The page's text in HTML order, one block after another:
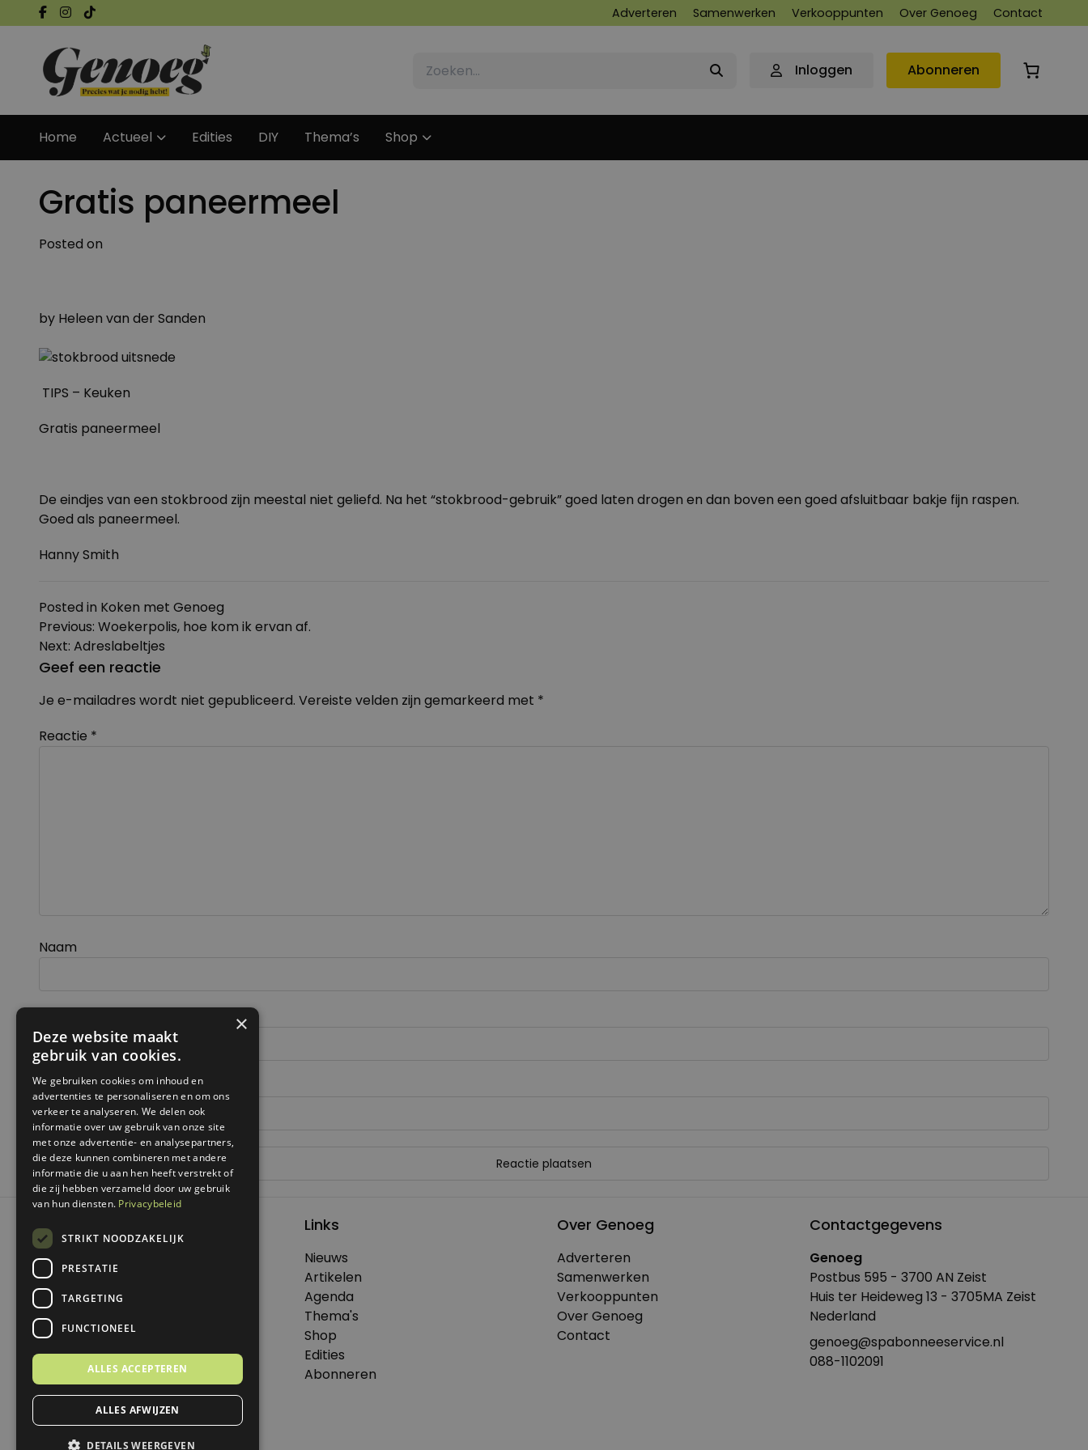
Adverteren Samenwerken Verkooppunten Over Genoeg Contact
Inloggen Abonneren
Home Actueel Edities DIY Thema’s Shop
Gratis paneermeel
Posted on
by Heleen van der Sanden
TIPS – Keuken
Gratis paneermeel
De eindjes van een stokbrood zijn meestal niet geliefd. Na het “stokbrood-gebruik” goed laten drogen en dan boven een goed afsluitbaar bakje fijn raspen.
Goed als paneermeel.
Hanny Smith
Posted in Koken met Genoeg
Bericht
navigatie
Previous: Woekerpolis, hoe kom ik ervan af.
Next: Adreslabeltjes
Geef een reactie
Je e-mailadres wordt niet gepubliceerd. Vereiste velden zijn gemarkeerd met *
Reactie *
Naam
Site
© 2026 Genoeg .
Alle rechten voorbehouden.
Dit is een uitgave van Virtùmedia
Links
Nieuws
Artikelen
Agenda
Thema's
Shop
Edities
Abonneren
Over Genoeg
Adverteren
Samenwerken
Verkooppunten
Over Genoeg
Contact
Contactgegevens
Genoeg
Postbus 595 - 3700 AN Zeist
Huis ter Heideweg 13 - 3705MA Zeist
Nederland
genoeg@spabonneeservice.nl
088-1102091
×
Deze website maakt
gebruik van cookies.
We gebruiken cookies om inhoud en
advertenties te personaliseren en om ons
verkeer te analyseren. We delen ook
informatie over uw gebruik van onze site
met onze advertentie- en analysepartners,
die deze kunnen combineren met andere
informatie die u aan hen heeft verstrekt of
die zij hebben verzameld door uw gebruik
van hun diensten. Privacybeleid
STRIKT NOODZAKELIJK
PRESTATIE
TARGETING
FUNCTIONEEL
ALLES ACCEPTEREN
ALLES AFWIJZEN
DETAILS WEERGEVEN